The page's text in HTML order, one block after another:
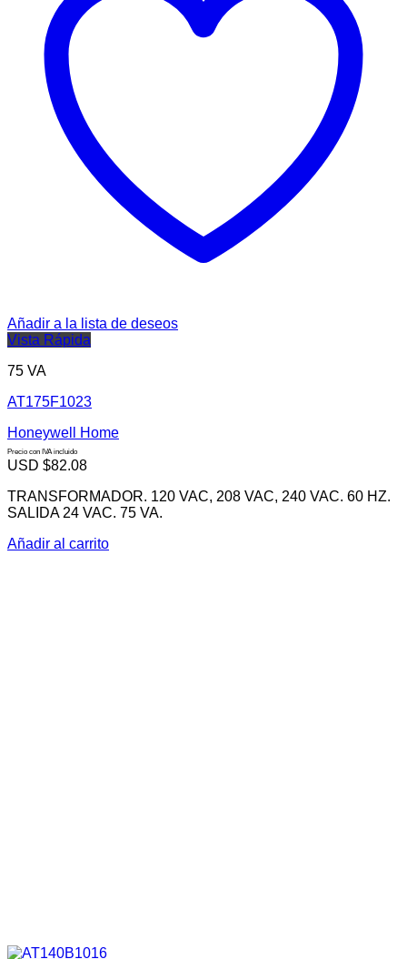
Añadir a la lista de deseos
Vista Rápida
75 VA
AT175F1023
Honeywell Home
Precio con IVA incluido
USD $82.08
TRANSFORMADOR. 120 VAC, 208 VAC, 240 VAC. 60 HZ.
SALIDA 24 VAC. 75 VA.
Añadir al carrito